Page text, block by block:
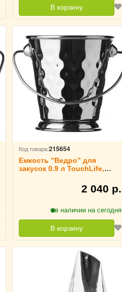
В корзину
Код товара:215654
Емкость ”Ведро” для
закусок 0.9 л TouchLife,
2 040 р.
в наличии на сегодня
В корзину